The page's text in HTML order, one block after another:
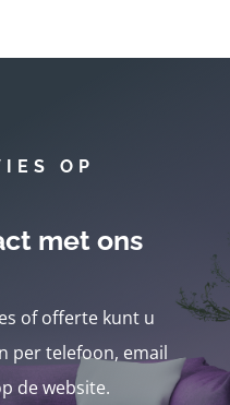
OP
met ons
of offerte kunt u
per telefoon, email
de website.